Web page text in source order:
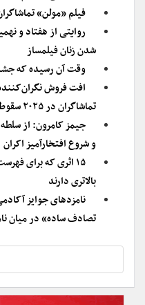
فیلم «مولن»
روایتی از هفتاد و
شدن زنان فیلمساز
وقت آن رسیده که
افت فروش
تماشاگران در ۲۰۲۵ سقوط کرد
و شروع افتخار‌آمیز اکران
‌۱۵ اثری که برای
بالاتری دارند
نامزدهای جوایز
تصادف ساده» در میان